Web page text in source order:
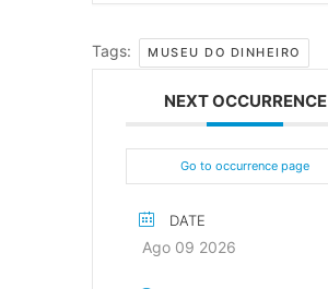
Tags: MUSEU DO DINHEIRO
NEXT OCCURRENCE
Go to occurrence page
DATE
Ago 09 2026